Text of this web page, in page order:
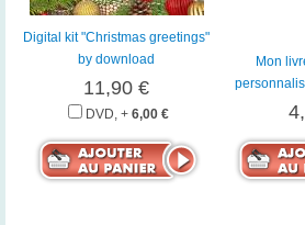
Digital kit "Christmas greetings"
by download
11,90 €
DVD, + 6,00 €
Mon